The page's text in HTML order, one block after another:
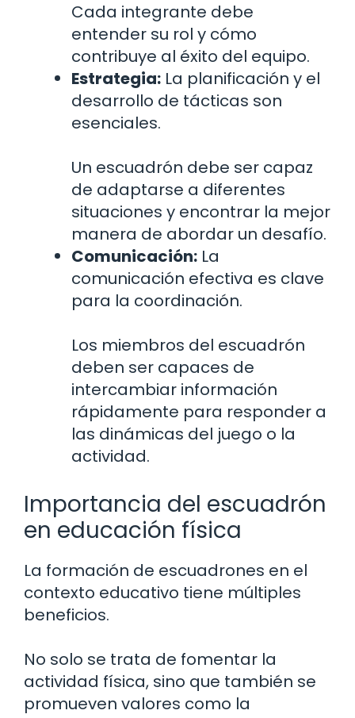
Cada integrante debe
entender su rol y cómo
contribuye al éxito del equipo.
Estrategia: La planificación y el
desarrollo de tácticas son
esenciales.
Un escuadrón debe ser capaz
de adaptarse a diferentes
situaciones y encontrar la mejor
manera de abordar un desafío.
Comunicación: La
comunicación efectiva es clave
para la coordinación.
Los miembros del escuadrón
deben ser capaces de
intercambiar información
rápidamente para responder a
las dinámicas del juego o la
actividad.
Importancia del escuadrón
en educación física
La formación de escuadrones en el
contexto educativo tiene múltiples
beneficios.
No solo se trata de fomentar la
actividad física, sino que también se
promueven valores como la